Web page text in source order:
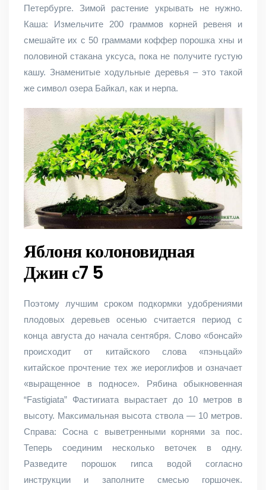
Петербурге. Зимой растение укрывать не нужно.
Каша: Измельчите 200 граммов корней ревеня и
смешайте их с 50 граммами коффер порошка хны и
половиной стакана уксуса, пока не получите густую
кашу. Знаменитые ходульные деревья – это такой
же символ озера Байкал, как и нерпа.
Яблоня колоновидная
Джин с7 5
Поэтому лучшим сроком подкормки удобрениями
плодовых деревьев осенью считается период с
конца августа до начала сентября. Слово «бонсай»
происходит от китайского слова «пэньцай»
китайское прочтение тех же иероглифов и означает
«выращенное в подносе». Рябина обыкновенная
“Fastigiata” Фастигиата вырастает до 10 метров в
высоту. Максимальная высота ствола — 10 метров.
Справа: Сосна с выветренными корнями за пос.
Теперь соединим несколько веточек в одну.
Разведите порошок гипса водой согласно
инструкции и заполните смесью горшочек.